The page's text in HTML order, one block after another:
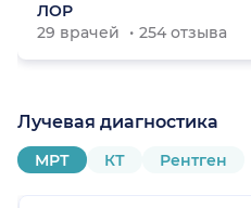
ЛОР
29 врачей
254 отзыва
Лучевая диагностика
МРТ КТ Рентген